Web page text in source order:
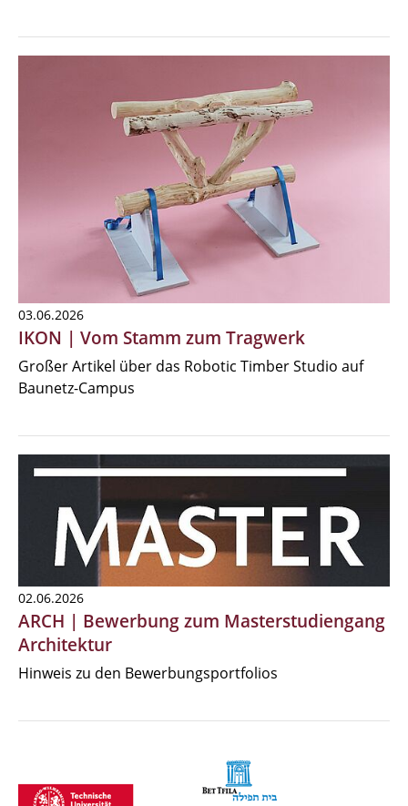
03.06.2026
IKON | Vom Stamm zum Tragwerk
Großer Artikel über das Robotic Timber Studio auf
Baunetz-Campus
02.06.2026
ARCH | Bewerbung zum Masterstudiengang
Architektur
Hinweis zu den Bewerbungsportfolios